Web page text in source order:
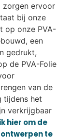
zorgen ervoor
bij onze
op onze PVA-
een
gedrukt,
de PVA-Folie
van de
tijdens het
verkrijgbaar
hier om de
te